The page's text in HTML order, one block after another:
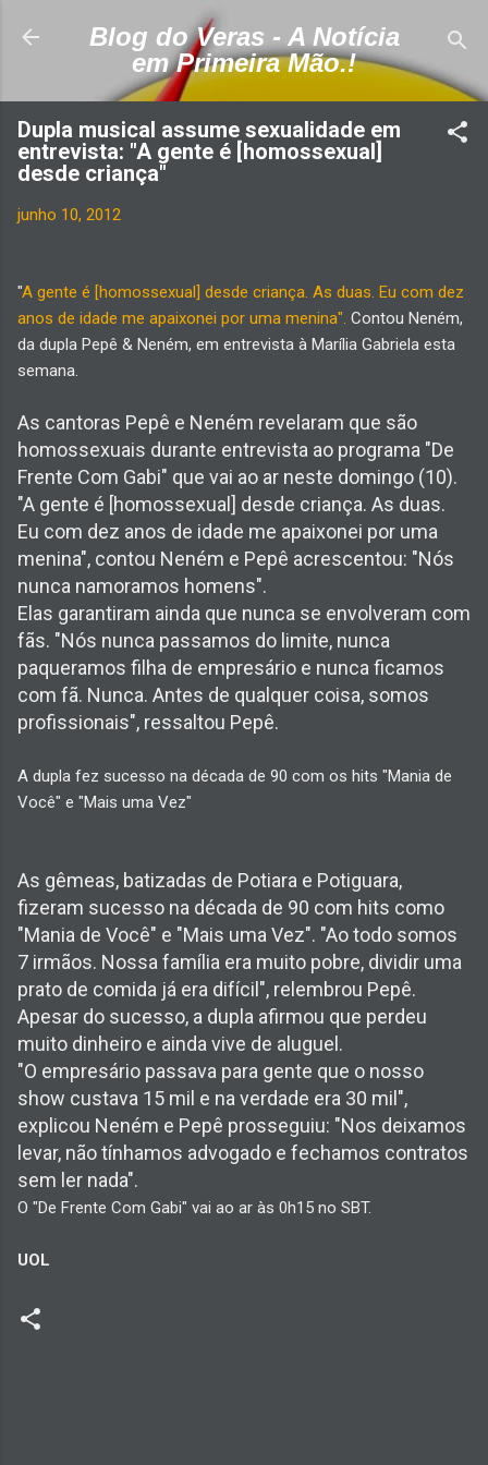
Pular para o conteúdo principal
Blog do Veras - A Notícia
em Primeira Mão.!
Dupla musical assume sexualidade em
entrevista: "A gente é [homossexual]
desde criança"
junho 10, 2012
"A gente é [homossexual] desde criança. As duas. Eu com dez
anos de idade me apaixonei por uma menina". Contou Neném,
da dupla Pepê & Neném, em entrevista à Marília Gabriela esta
semana.
As cantoras Pepê e Neném revelaram que são
homossexuais durante entrevista ao programa "De
Frente Com Gabi" que vai ao ar neste domingo (10).
"A gente é [homossexual] desde criança. As duas.
Eu com dez anos de idade me apaixonei por uma
menina", contou Neném e Pepê acrescentou: "Nós
nunca namoramos homens".
Elas garantiram ainda que nunca se envolveram com
fãs. "Nós nunca passamos do limite, nunca
paqueramos filha de empresário e nunca ficamos
com fã. Nunca. Antes de qualquer coisa, somos
profissionais", ressaltou Pepê.
A dupla fez sucesso na década de 90 com os hits "Mania de
Você" e "Mais uma Vez"
As gêmeas, batizadas de Potiara e Potiguara,
fizeram sucesso na década de 90 com hits como
"Mania de Você" e "Mais uma Vez". "Ao todo somos
7 irmãos. Nossa família era muito pobre, dividir uma
prato de comida já era difícil", relembrou Pepê.
Apesar do sucesso, a dupla afirmou que perdeu
muito dinheiro e ainda vive de aluguel.
"O empresário passava para gente que o nosso
show custava 15 mil e na verdade era 30 mil",
explicou Neném e Pepê prosseguiu: "Nos deixamos
levar, não tínhamos advogado e fechamos contratos
sem ler nada".
O "De Frente Com Gabi" vai ao ar às 0h15 no SBT.
UOL